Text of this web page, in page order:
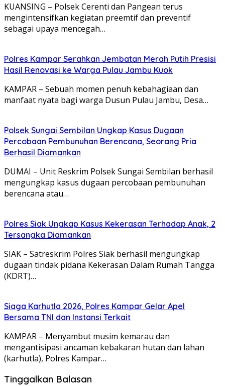
KUANSING – Polsek Cerenti dan Pangean terus
mengintensifkan kegiatan preemtif dan preventif
sebagai upaya mencegah…
Polres Kampar Serahkan Jembatan Merah Putih Presisi
Hasil Renovasi ke Warga Pulau Jambu Kuok
KAMPAR – Sebuah momen penuh kebahagiaan dan
manfaat nyata bagi warga Dusun Pulau Jambu, Desa…
Polsek Sungai Sembilan Ungkap Kasus Dugaan
Percobaan Pembunuhan Berencana, Seorang Pria
Berhasil Diamankan
DUMAI – Unit Reskrim Polsek Sungai Sembilan berhasil
mengungkap kasus dugaan percobaan pembunuhan
berencana atau…
Polres Siak Ungkap Kasus Kekerasan Terhadap Anak, 2
Tersangka Diamankan
SIAK – Satreskrim Polres Siak berhasil mengungkap
dugaan tindak pidana Kekerasan Dalam Rumah Tangga
(KDRT)…
Siaga Karhutla 2026, Polres Kampar Gelar Apel
Bersama TNI dan Instansi Terkait
KAMPAR – Menyambut musim kemarau dan
mengantisipasi ancaman kebakaran hutan dan lahan
(karhutla), Polres Kampar…
Tinggalkan Balasan